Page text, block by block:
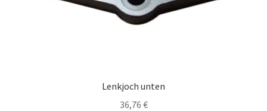
Lenkjoch unten
36,76 €